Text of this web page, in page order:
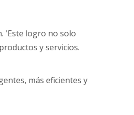
'Este logro no solo
y servicios.
más eficientes y